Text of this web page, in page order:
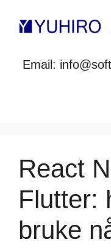
Email:
​​React
Flutter:
bruke